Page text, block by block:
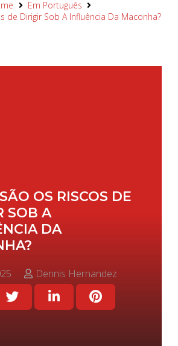
Em Português
de Dirigir Sob A Influência Da Maconha?
OS RISCOS DE
SOB A
DA
Dennis Hernandez